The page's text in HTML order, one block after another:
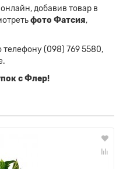
добавив товар в
фото Фатсия,
телефону (098) 769 5580,
с Флер!